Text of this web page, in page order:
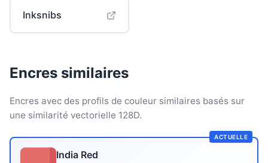
Inksnibs
Encres similaires
Encres avec des profils de couleur similaires basés sur
une similarité vectorielle 128D.
ACTUELLE
India Red